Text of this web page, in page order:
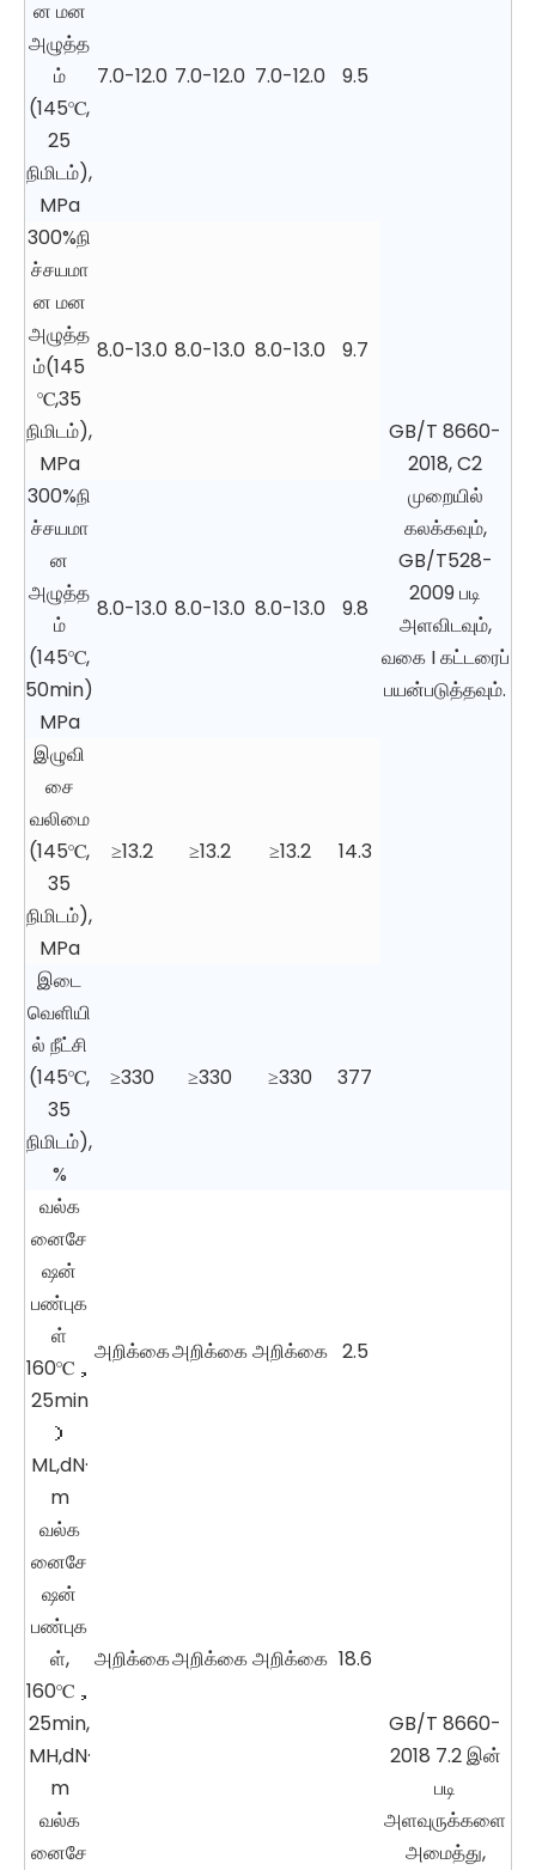
ன மன
அழுத்த
ம்
(145℃,
25
நிமிடம்),
MPa
7.0-12.0 7.0-12.0 7.0-12.0 9.5
GB/T 8660-
2018, C2
முறையில்
கலக்கவும்,
GB/T528-
2009 படி
அளவிடவும்,
வகை I கட்டரைப்
பயன்படுத்தவும்.
300%நி
ச்சயமா
ன மன
அழுத்த
ம்(145
℃,35
நிமிடம்),
MPa
8.0-13.0 8.0-13.0 8.0-13.0 9.7
300%நி
ச்சயமா
ன
அழுத்த
ம்
(145℃,
50min)
MPa
8.0-13.0 8.0-13.0 8.0-13.0 9.8
இழுவி
சை
வலிமை
(145℃,
35
நிமிடம்),
MPa
≥13.2 ≥13.2 ≥13.2 14.3
இடை
வெளியி
ல் நீட்சி
(145℃,
35
நிமிடம்),
%
≥330 ≥330 ≥330 377
வல்க
னைசே
ஷன்
பண்புக
ள்
160℃，
25min
）
ML,dN·
m
அறிக்கைஅறிக்கைஅறிக்கை 2.5
GB/T 8660-
2018 7.2 இன்
படி
அளவுருக்களை
அமைத்து,
வல்க
னைசே
ஷன்
பண்புக
ள்,
160℃，
25min,
MH,dN·
m
அறிக்கைஅறிக்கைஅறிக்கை 18.6
வல்க
னைசே